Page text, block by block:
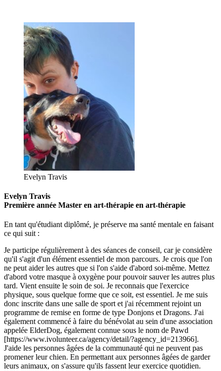
Evelyn Travis
Evelyn Travis
Première année Master en art-thérapie en art-thérapie
En tant qu'étudiant diplômé, je préserve ma santé mentale en faisant
ce qui suit :
Je participe régulièrement à des séances de conseil, car je considère
qu'il s'agit d'un élément essentiel de mon parcours. Je crois que l'on
ne peut aider les autres que si l'on s'aide d'abord soi-même. Mettez
d'abord votre masque à oxygène pour pouvoir sauver les autres plus
tard. Vient ensuite le soin de soi. Je reconnais que l'exercice
physique, sous quelque forme que ce soit, est essentiel. Je me suis
donc inscrite dans une salle de sport et j'ai récemment rejoint un
programme de remise en forme de type Donjons et Dragons. J'ai
également commencé à faire du bénévolat au sein d'une association
appelée ElderDog, également connue sous le nom de Pawd
[https://www.ivolunteer.ca/agency/detail/?agency_id=213966].
J'aide les personnes âgées de la communauté qui ne peuvent pas
promener leur chien. En permettant aux personnes âgées de garder
leurs animaux, on s'assure qu'ils fassent leur exercice quotidien.